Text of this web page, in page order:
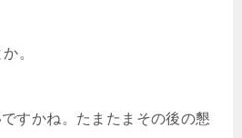
。
ですかね。たまたまその後の懇